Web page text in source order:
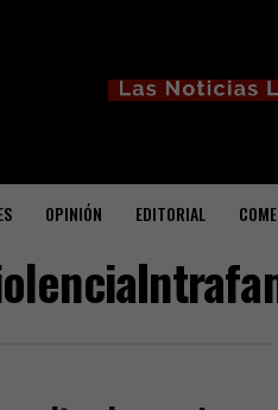
OPINIÓN EDITORIAL